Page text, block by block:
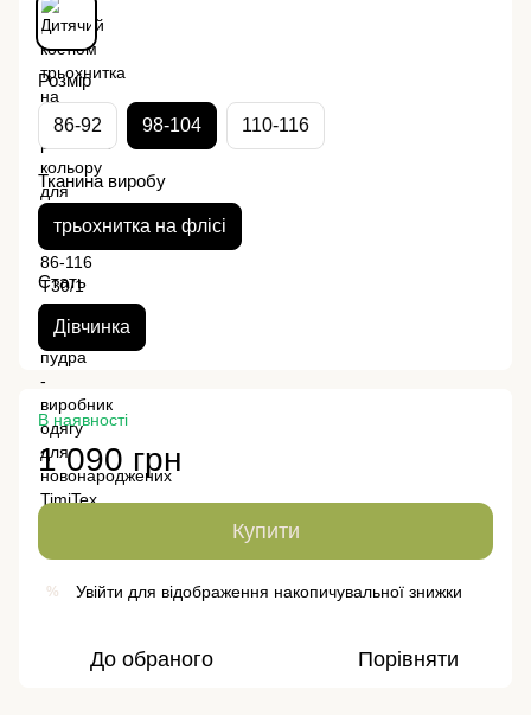
Розмір
86-92 98-104 110-116
Тканина виробу
трьохнитка на флісі
Стать
Дівчинка
В наявності
1 090 грн
Купити
% Увійти для відображення накопичувальної знижки
До обраного Порівняти